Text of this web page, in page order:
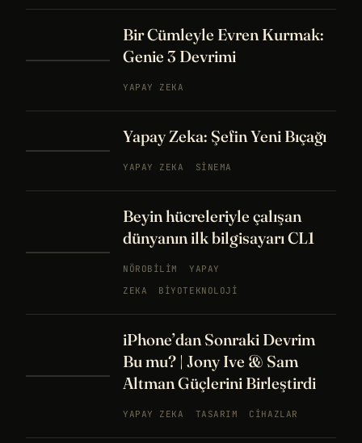
Bir Cümleyle Evren Kurmak:
Genie 3 Devrimi
YAPAY ZEKA
Yapay Zeka: Şefin Yeni Bıçağı
YAPAY ZEKA SINEMA
Beyin hücreleriyle çalışan
dünyanın ilk bilgisayarı CL1
NÖROBILIM
YAPAY
ZEKA
BIYOTEKNOLOJI
iPhone’dan Sonraki Devrim
Bu mu? | Jony Ive & Sam
Altman Güçlerini Birleştirdi
YAPAY ZEKA TASARIM CIHAZLAR